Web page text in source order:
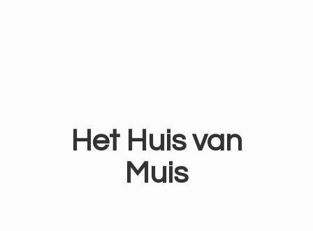
Het Huisvan
Muis